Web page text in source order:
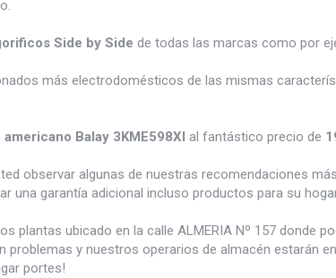
Side by Side de todas las marcas como por
más electrodomésticos de las mismas
Balay 3KME598XI al fantástico precio de
observar algunas de nuestras recomendaciones
garantía adicional incluso productos para su hogar
plantas ubicado en la calle ALMERIA Nº 157 donde
problemas y nuestros operarios de almacén estarán
portes!